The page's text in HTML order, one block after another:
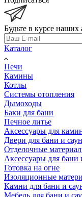
Будьте в курсе
Каталог
Печи
Камины
Котлы
Системы отопления
Дымоходы
Баки для бани
Печное литье
Аксессуары для
Двери для бани и
Отделочные
Аксессуары для бани
Готовка на огне
Изоляционные
Камни для бани и
Мебель для бани и